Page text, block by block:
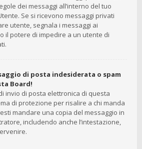
dei messaggi all’interno del tuo
Se si ricevono messaggi privati
utente, segnala i messaggi ai
il potere di impedire a un utente di
di posta indesiderata o spam
Board!
invio di posta elettronica di questa
di protezione per risalire a chi manda
mandare una copia del messaggio in
includendo anche l’intestazione,